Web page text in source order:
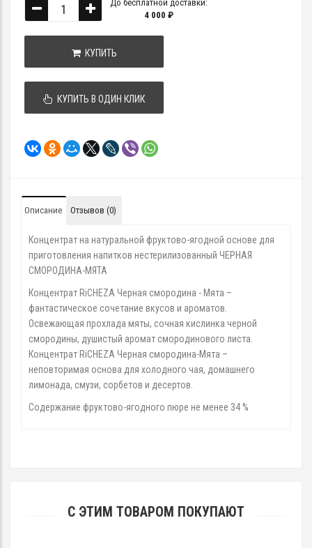
До бесплатной доставки:
4 000 ₽
КУПИТЬ
КУПИТЬ В ОДИН КЛИК
Описание Отзывов (0)
Концентрат на натуральной фруктово-ягодной основе для
приготовления напитков нестерилизованный ЧЕРНАЯ
СМОРОДИНА-МЯТА
Концентрат RiCHEZA Черная смородина - Мята –
фантастическое сочетание вкусов и ароматов.
Освежающая прохлада мяты, сочная кислинка черной
смородины, душистый аромат смородинового листа.
Концентрат RiCHEZA Черная смородина-Мята –
неповторимая основа для холодного чая, домашнего
лимонада, смузи, сорбетов и десертов.
Содержание фруктово-ягодного пюре не менее 34 %
С ЭТИМ ТОВАРОМ ПОКУПАЮТ